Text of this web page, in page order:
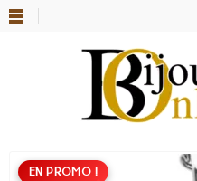
EN PROMO !